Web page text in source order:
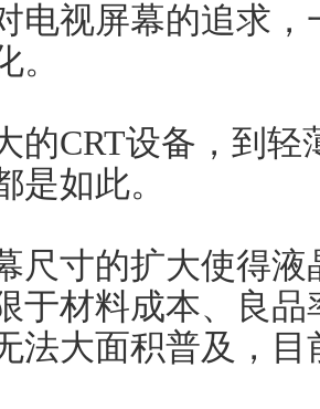
电视屏幕的追求
。
的CRT设备，到
是如此。
尺寸的扩大使得
于材料成本、良
法大面积普及，目